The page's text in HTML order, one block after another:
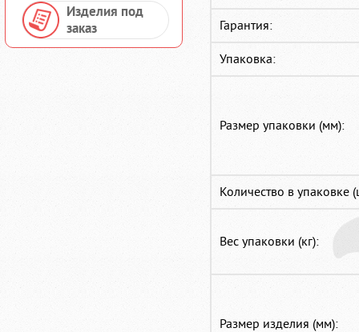
Изделия под
заказ
Гарантия:
Упаковка:
Размер упаковки (мм):
Количество в упаковке
Вес упаковки (кг):
Размер изделия (мм):